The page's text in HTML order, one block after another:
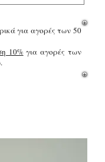
για αγορές των 50
10%για αγορές των